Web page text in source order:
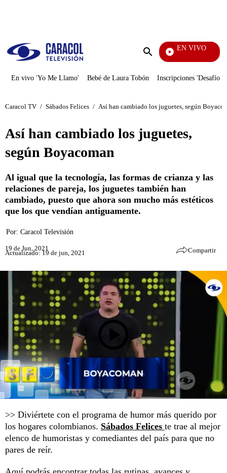
Enviar
EN VIVO
Noticias Caracol
En vivo 'Yo Me Llamo' Bebé de Laura Tobón Inscripciones 'Desafío'
Caracol TV / Sábados Felices / Así han cambiado los juguetes, según
Así han cambiado los juguetes,
según Boyacoman
Al igual que la tecnología, las formas de crianza y las
relaciones de pareja, los juguetes también han
cambiado, puesto que ahora son mucho más estéticos
que los que vendían antiguamente.
Por: Caracol Televisión
19 de Jun, 2021
Actualizado: 19 de jun, 2021 Compartir
>> Diviértete con el programa de humor más querido por
los hogares colombianos. Sábados Felices te trae al mejor
elenco de humoristas y comediantes del país para que no
pares de reír.